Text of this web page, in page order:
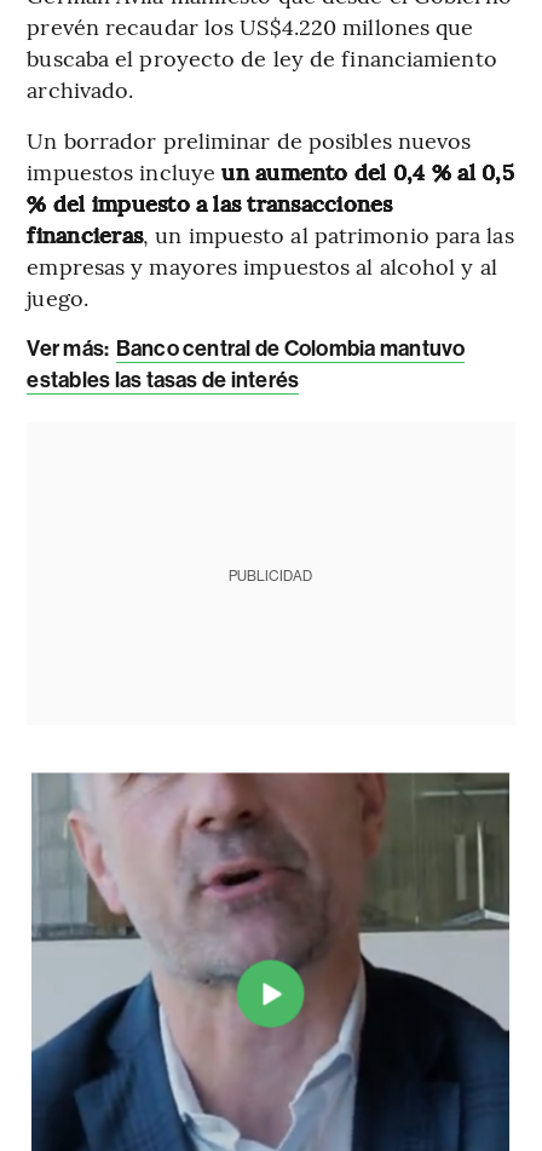
prevén recaudar los US$4.220 millones que
buscaba el proyecto de ley de financiamiento
archivado.
Un borrador preliminar de posibles nuevos
impuestos incluye un aumento del 0,4 % al 0,5
% del impuesto a las transacciones
financieras, un impuesto al patrimonio para las
empresas y mayores impuestos al alcohol y al
juego.
Ver más: Banco central de Colombia mantuvo
estables las tasas de interés
PUBLICIDAD